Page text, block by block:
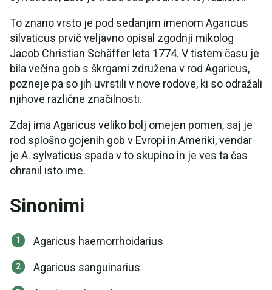
To znano vrsto je pod sedanjim imenom Agaricus
silvaticus prvič veljavno opisal zgodnji mikolog
Jacob Christian Schäffer leta 1774. V tistem času je
bila večina gob s škrgami združena v rod Agaricus,
pozneje pa so jih uvrstili v nove rodove, ki so odražali
njihove različne značilnosti.
Zdaj ima Agaricus veliko bolj omejen pomen, saj je
rod splošno gojenih gob v Evropi in Ameriki, vendar
je A. sylvaticus spada v to skupino in je ves ta čas
ohranil isto ime.
Sinonimi
Agaricus haemorrhoidarius
Agaricus sanguinarius